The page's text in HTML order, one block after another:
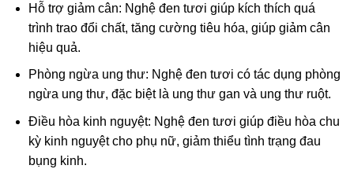
Hỗ trợ giảm cân: Nghệ đen tươi giúp kích thích quá
trình trao đổi chất, tăng cường tiêu hóa, giúp giảm cân
hiệu quả.
Phòng ngừa ung thư: Nghệ đen tươi có tác dụng phòng
ngừa ung thư, đặc biệt là ung thư gan và ung thư ruột.
Điều hòa kinh nguyệt: Nghệ đen tươi giúp điều hòa chu
kỳ kinh nguyệt cho phụ nữ, giảm thiểu tình trạng đau
bụng kinh.